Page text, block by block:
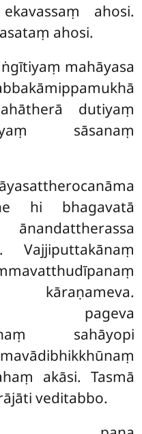
ahosi.
ahosi.
mahāyasa
dutiyaṃ
sāsanaṃ
hi bhagavatā
Vajjiputtakānaṃ
kāraṇameva.
pageva
sahāyopi
akāsi. Tasmā
veditabbo.